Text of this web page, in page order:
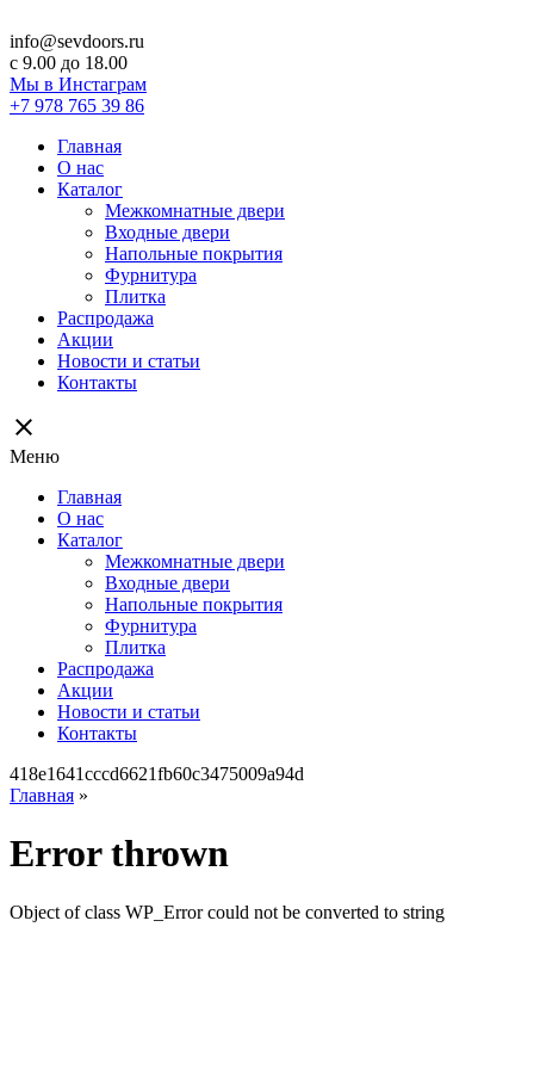
info@sevdoors.ru
c 9.00 до 18.00
Мы в Инстаграм
+7 978 765 39 86
Главная
О нас
Каталог
Межкомнатные двери
Входные двери
Напольные покрытия
Фурнитура
Плитка
Распродажа
Акции
Новости и статьи
Контакты
close
Меню
Главная
О нас
Каталог
Межкомнатные двери
Входные двери
Напольные покрытия
Фурнитура
Плитка
Распродажа
Акции
Новости и статьи
Контакты
418e1641cccd6621fb60c3475009a94d
Главная »
Error thrown
Object of class WP_Error could not be converted to string